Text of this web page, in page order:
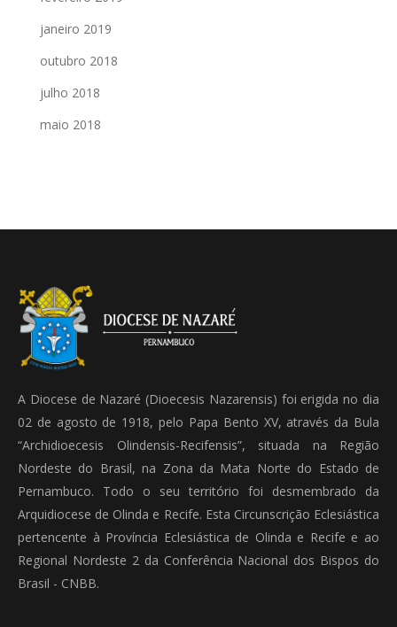
janeiro 2019
outubro 2018
julho 2018
maio 2018
A Diocese de Nazaré (Dioecesis Nazarensis) foi erigida no dia
02 de agosto de 1918, pelo Papa Bento XV, através da Bula
“Archidioecesis Olindensis-Recifensis”, situada na Região
Nordeste do Brasil, na Zona da Mata Norte do Estado de
Pernambuco. Todo o seu território foi desmembrado da
Arquidiocese de Olinda e Recife. Esta Circunscrição Eclesiástica
pertencente à Província Eclesiástica de Olinda e Recife e ao
Regional Nordeste 2 da Conferência Nacional dos Bispos do
Brasil - CNBB.